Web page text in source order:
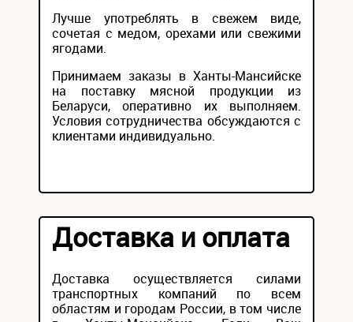
Лучше употреблять в свежем виде,
сочетая с медом, орехами или свежими
ягодами.
Принимаем заказы в Ханты-Мансийске
на поставку мясной продукции из
Беларуси, оперативно их выполняем.
Условия сотрудничества обсуждаются с
клиентами индивидуально.
Доставка и оплата
Доставка осуществляется силами
транспортных компаний по всем
областям и городам России, в том числе